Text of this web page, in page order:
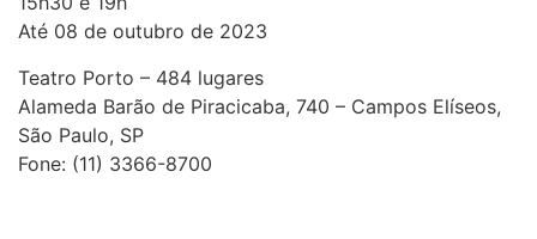
Até 08 de outubro de 2023
Teatro Porto – 484 lugares
Alameda Barão de Piracicaba, 740 – Campos Elíseos,
São Paulo, SP
Fone: (11) 3366-8700